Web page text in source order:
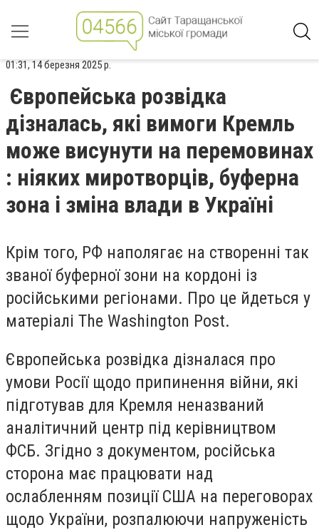
01:31, 14 березня 2025 р.
Європейська розвідка
дізналась, які вимоги Кремль
може висунути на перемовинах
: ніяких миротворців, буферна
зона і зміна влади в Україні
Крім того, РФ наполягає на створенні так
званої буферної зони на кордоні із
російськими регіонами. Про це йдеться у
матеріалі The Washington Post.
Європейська розвідка дізналася про
умови Росії щодо припинення війни, які
підготував для Кремля неназваний
аналітичний центр під керівництвом
ФСБ. Згідно з документом, російська
сторона має працювати над
ослабленням позиції США на переговорах
щодо України, розпалюючи напруженість